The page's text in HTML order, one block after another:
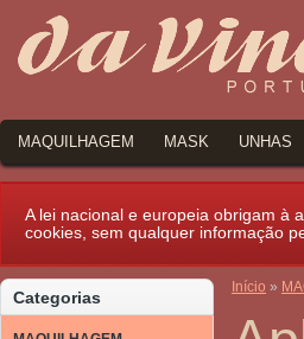
MAQUILHAGEM MASK UNHAS
A lei nacional e europeia obrigam à
cookies, sem qualquer informação
Categorias
Início »